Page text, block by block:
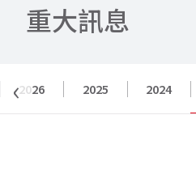
重大訊息
2026 2025 2024
‹